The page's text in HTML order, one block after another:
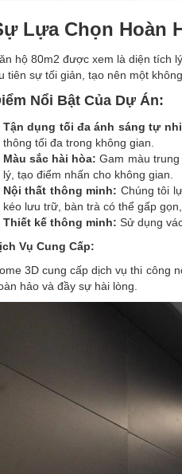
Lựa Chọn Hoàn
hộ 80m2 được xem là diện tích
tiên sự tối giản, tạo nên một
Nổi Bật Của Dự Án:
Tận dụng tối đa ánh sáng tự
thông tối đa trong không gian.
Màu sắc hài hòa: Gam màu
lý, tạo điểm nhấn cho không gian.
Nội thất thông minh: Chúng tôi
kéo lưu trữ, bàn trà có thể gấp
Thiết kế thông minh: Sử dụng
Vụ Cung Cấp:
3D cung cấp dịch vụ thi công
hảo và đầy sự hài lòng.